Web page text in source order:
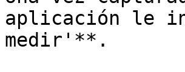
aplicación le
medir'**.